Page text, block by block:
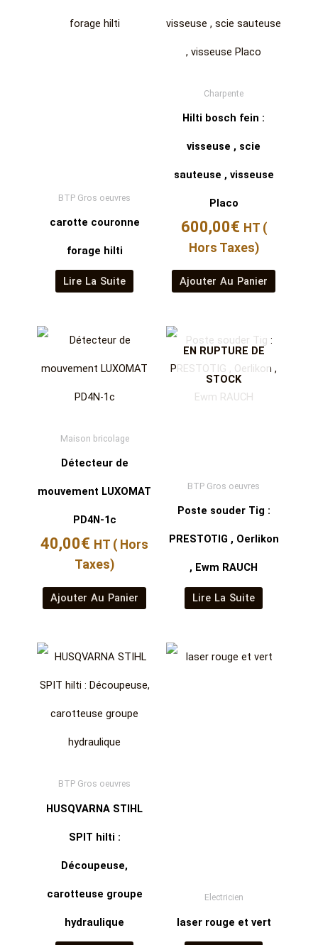
BTP Gros oeuvres
carotte couronne
forage hilti
Lire La Suite
Charpente
Hilti bosch fein :
visseuse , scie
sauteuse , visseuse
Placo
600,00€ HT (
Hors Taxes)
Ajouter Au Panier
Maison bricolage
Détecteur de
mouvement LUXOMAT
PD4N-1c
40,00€ HT ( Hors
Taxes)
Ajouter Au Panier
EN RUPTURE DE
STOCK
BTP Gros oeuvres
Poste souder Tig :
PRESTOTIG , Oerlikon
, Ewm RAUCH
Lire La Suite
BTP Gros oeuvres
HUSQVARNA STIHL
SPIT hilti :
Découpeuse,
carotteuse groupe
hydraulique
Electricien
laser rouge et vert